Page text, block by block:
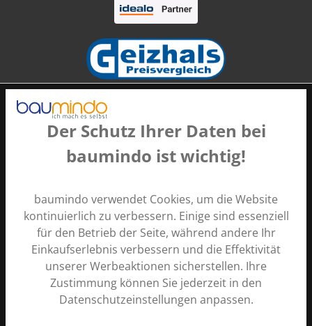
Der Schutz Ihrer Daten bei
baumindo ist wichtig!
baumindo verwendet Cookies, um die Website
kontinuierlich zu verbessern. Einige sind essenziell
für den Betrieb der Seite, während andere Ihr
Einkaufserlebnis verbessern und die Effektivität
unserer Werbeaktionen sicherstellen. Ihre
Zustimmung können Sie jederzeit in den
Datenschutzeinstellungen anpassen.
Zahlungsarten
Alle Preise inkl. gesetzl. Mehrwertsteuer zzgl.Versandkosten